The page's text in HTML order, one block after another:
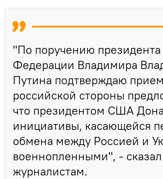
"По поручению президента
Федерации Владимира
Путина подтверждаю
российской стороны
что президентом США
инициативы, касающейся
обмена между Россией и
военнопленными", -
журналистам.